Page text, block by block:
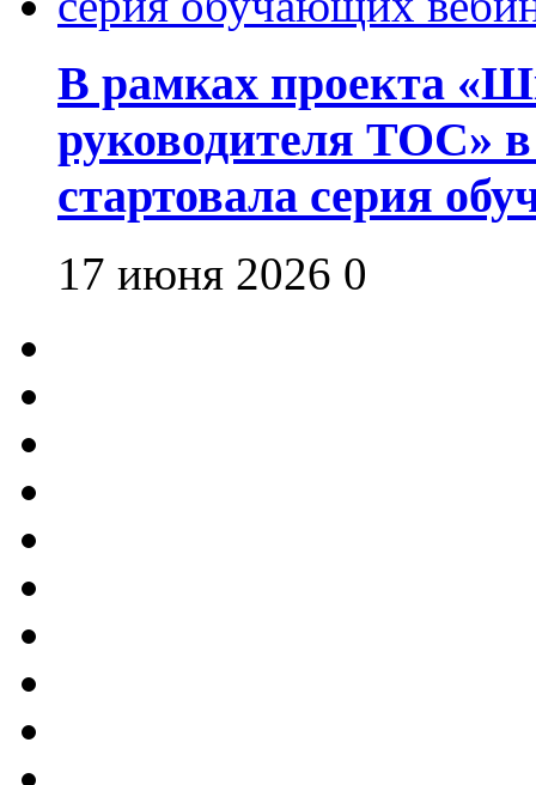
В рамках проекта
руководителя ТОС»
стартовала серия
17 июня 2026 0